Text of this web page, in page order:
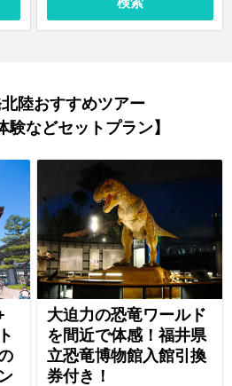
陸おすすめツアー
験などセットプラン】
大迫力の恐竜ワールド
を間近で体感！福井県
立恐竜博物館入館引換
券付き！